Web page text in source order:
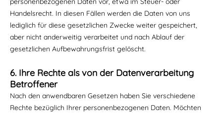
Handelsrecht. In diesen Fällen werden die Daten von uns
lediglich für diese gesetzlichen Zwecke weiter gespeichert,
aber nicht anderweitig verarbeitet und nach Ablauf der
gesetzlichen Aufbewahrungsfrist gelöscht.
6. Ihre Rechte als von der Datenverarbeitung
Betroffener
Nach den anwendbaren Gesetzen haben Sie verschiedene
Rechte bezüglich Ihrer personenbezogenen Daten. Möchten